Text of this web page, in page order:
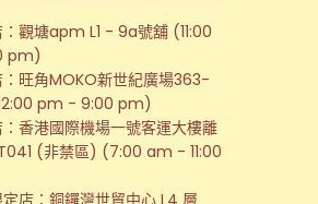
觀塘apm L1 - 9a號舖 (11:00
pm)
：旺角MOKO新世紀廣場363-
pm - 9:00 pm)
香港國際機場一號客運大樓離
(非禁區) (7:00 am - 11:00
店：銅鑼灣世貿中心 L4 層